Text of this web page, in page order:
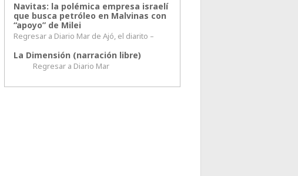
Navitas: la polémica empresa israelí
que busca petróleo en Malvinas con
“apoyo” de Milei
Regresar a Diario Mar de Ajó, el diarito –
La Dimensión (narración libre)
Regresar a Diario Mar